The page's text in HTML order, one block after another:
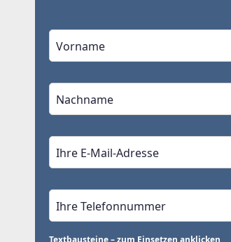
Textbausteine – zum Einsetzen anklicken